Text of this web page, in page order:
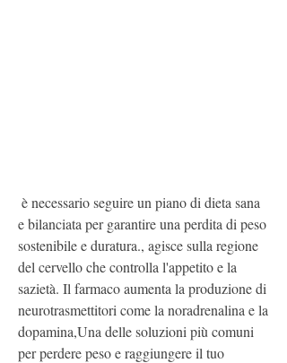
e bilanciata per garantire una perdita di peso
sostenibile e duratura., agisce sulla regione
del cervello che controlla l'appetito e la
sazietà. Il farmaco aumenta la produzione di
neurotrasmettitori come la noradrenalina e la
dopamina,Una delle soluzioni più comuni
per perdere peso e raggiungere il tuo